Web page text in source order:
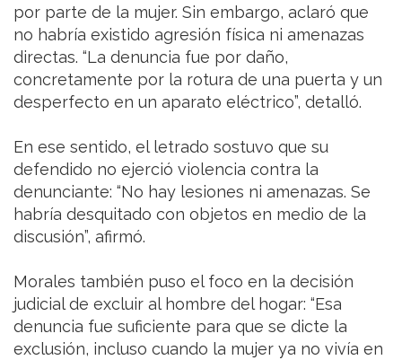
por parte de la mujer. Sin embargo, aclaró que
no habría existido agresión física ni amenazas
directas. “La denuncia fue por daño,
concretamente por la rotura de una puerta y un
desperfecto en un aparato eléctrico”, detalló.
En ese sentido, el letrado sostuvo que su
defendido no ejerció violencia contra la
denunciante: “No hay lesiones ni amenazas. Se
habría desquitado con objetos en medio de la
discusión”, afirmó.
Morales también puso el foco en la decisión
judicial de excluir al hombre del hogar: “Esa
denuncia fue suficiente para que se dicte la
exclusión, incluso cuando la mujer ya no vivía en